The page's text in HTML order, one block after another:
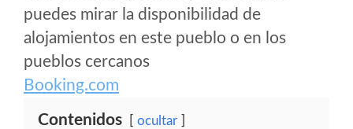
puedes mirar la disponibilidad de
alojamientos en este pueblo o en los
pueblos cercanos
Booking.com
Contenidos ocultar